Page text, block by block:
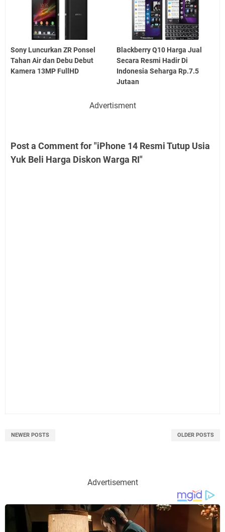
Sony Luncurkan ZR Ponsel
Tahan Air dan Debu Debut
Kamera 13MP FullHD
Blackberry Q10 Harga Jual
Secara Resmi Hadir Di
Indonesia Seharga Rp.7.5
Jutaan
Advertisment
Post a Comment for "iPhone 14 Resmi Tutup Usia
Yuk Beli Harga Diskon Warga RI"
NEWER POSTS OLDER POSTS
Advertisement